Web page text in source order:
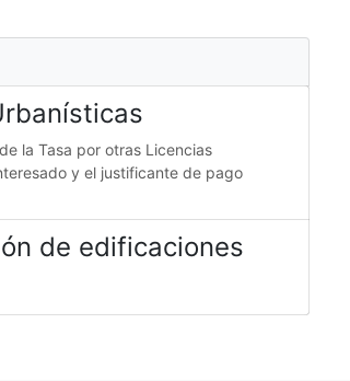
la Tasa por otras Licencias
y el justificante de pago
de edificaciones